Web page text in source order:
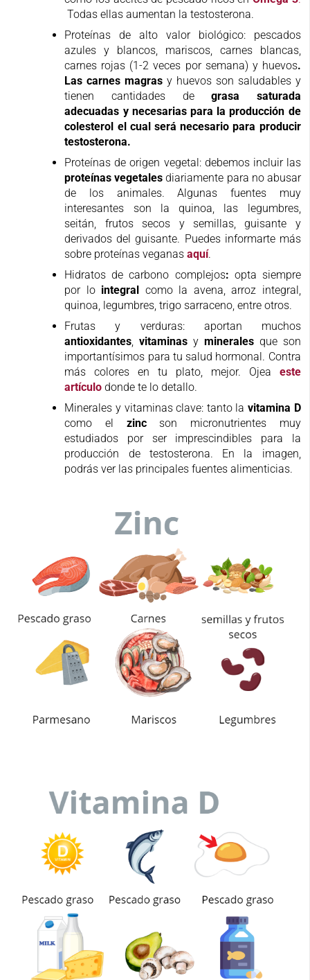
Todas ellas aumentan la testosterona.
Proteínas de alto valor biológico: pescados
azules y blancos, mariscos, carnes blancas,
carnes rojas (1-2 veces por semana) y huevos.
Las carnes magras y huevos son saludables y
tienen cantidades degrasa saturada
adecuadas y necesarias para la producción de
colesterol el cual será necesario para producir
testosterona.
Proteínas de origen vegetal: debemos incluir las
proteínas vegetales diariamente para no abusar
de los animales. Algunas fuentes muy
interesantes son la quinoa, las legumbres,
seitán, frutos secos y semillas, guisante y
derivados del guisante. Puedes informarte más
sobre proteínas veganasaquí.
Hidratos de carbono complejos: opta siempre
por lo integral como la avena, arroz integral,
quinoa, legumbres, trigo sarraceno, entre otros.
Frutas y verduras: aportan muchos
antioxidantes ,vitaminas y mineralesque son
importantísimos para tu salud hormonal. Contra
más colores en tu plato, mejor. Ojea este
artículo donde te lo detallo.
Minerales y vitaminas clave: tanto la vitamina D
como el zincson micronutrientes muy
estudiados por ser imprescindibles para la
producción de testosterona. En la imagen,
podrás ver las principales fuentes alimenticias.